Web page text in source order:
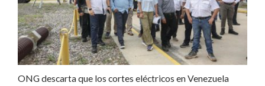
ONG descarta que los cortes eléctricos en Venezuela